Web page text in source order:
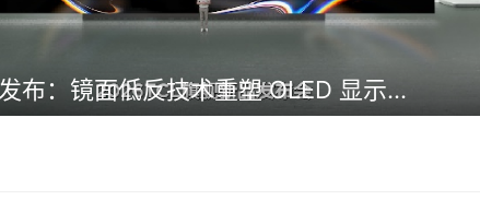
TCL X3B 系列发布：镜面低反技术重塑 OLED 显示体验